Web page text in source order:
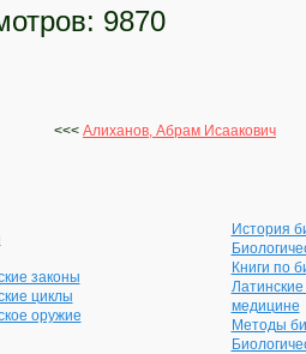
9870
<<< Алиханов, Абрам Исаакович
законы
циклы
оружие
История
Книги по
медицине
Методы